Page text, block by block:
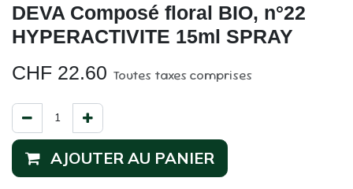
DEVA Composé floral BIO, n°22
HYPERACTIVITE 15ml SPRAY
CHF 22.60 Toutes taxes comprises
AJOUTER AU PANIER